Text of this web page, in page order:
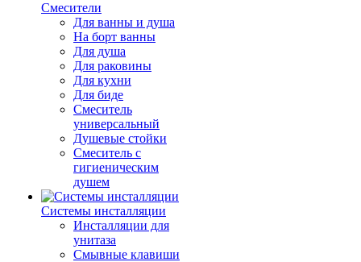
Смесители
Для ванны и душа
На борт ванны
Для душа
Для раковины
Для кухни
Для биде
Смеситель
универсальный
Душевые стойки
Смеситель с
гигиеническим
душем
Системы инсталляции
Инсталляции для
унитаза
Смывные клавиши